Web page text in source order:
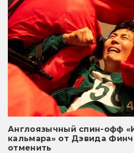
Англоязычный спин-офф
кальмара» от Дэвида
отменить